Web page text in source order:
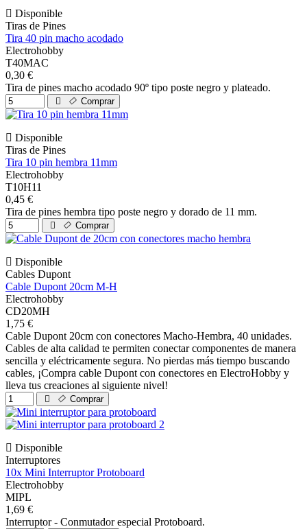
Disponible
Tiras de Pines
Tira 40 pin macho acodado
Electrohobby
T40MAC
0,30 €
Tira de pines macho acodado 90º tipo poste negro y plateado.
Comprar
Disponible
Tiras de Pines
Tira 10 pin hembra 11mm
Electrohobby
T10H11
0,45 €
Tira de pines hembra tipo poste negro y dorado de 11 mm.
Comprar
Disponible
Cables Dupont
Cable Dupont 20cm M-H
Electrohobby
CD20MH
1,75 €
Cable Dupont 20cm con conectores Macho-Hembra, 40 unidades.
Cables de alta calidad te permiten conectar componentes de manera
sencilla y eléctricamente segura. No pierdas más tiempo buscando
cables, ¡Compra cable Dupont con conectores en ElectroHobby y
lleva tus creaciones al siguiente nivel!
Comprar
Disponible
Interruptores
10x Mini Interruptor Protoboard
Electrohobby
MIPL
1,69 €
Interruptor - Conmutador especial Protoboard.